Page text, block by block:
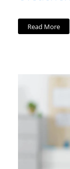
Read More